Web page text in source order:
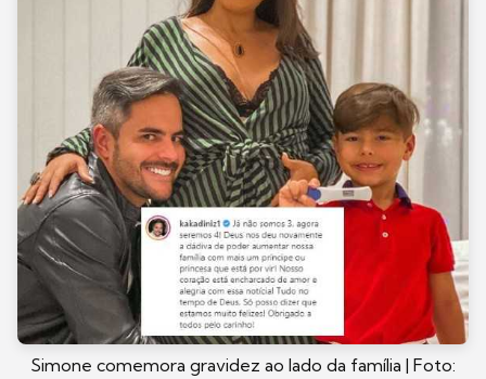
Simone comemora gravidez ao lado da família | Foto: